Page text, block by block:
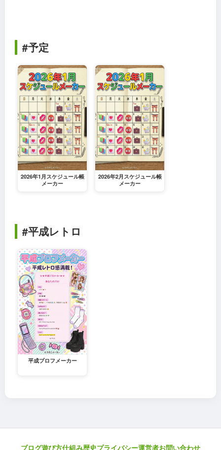
#予定
2026年1月スケジュール帳
メーカー
2026年2月スケジュール帳
メーカー
#平成レトロ
平成プロフメーカー
ブログ遊び方仕組み歴史プライバシー運営者お問い合わせ